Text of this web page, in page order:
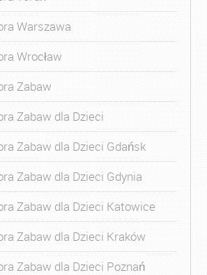
Warszawa
Wrocław
Zabaw
Zabaw dla Dzieci
Zabaw dla Dzieci Gdańsk
Zabaw dla Dzieci Gdynia
Zabaw dla Dzieci Katowice
Zabaw dla Dzieci Kraków
Zabaw dla Dzieci Poznań